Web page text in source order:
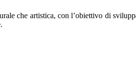
che artistica, con l’obiettivo di